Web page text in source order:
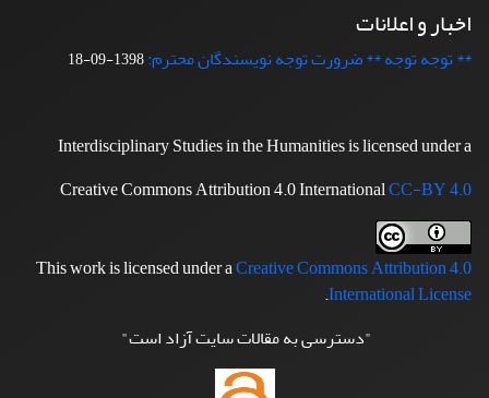
اخبار و اعلانات
** توجه توجه ** ضرورت توجه نویسندگان محترم:1398-09-18
Interdisciplinary Studies in the Humanities is licensed under a
Creative Commons Attribution 4.0 InternationalCC-BY 4.0
This work is licensed under aCreative Commons Attribution 4.0
International License
.
"دسترسی به مقالات سایت آزاد است"